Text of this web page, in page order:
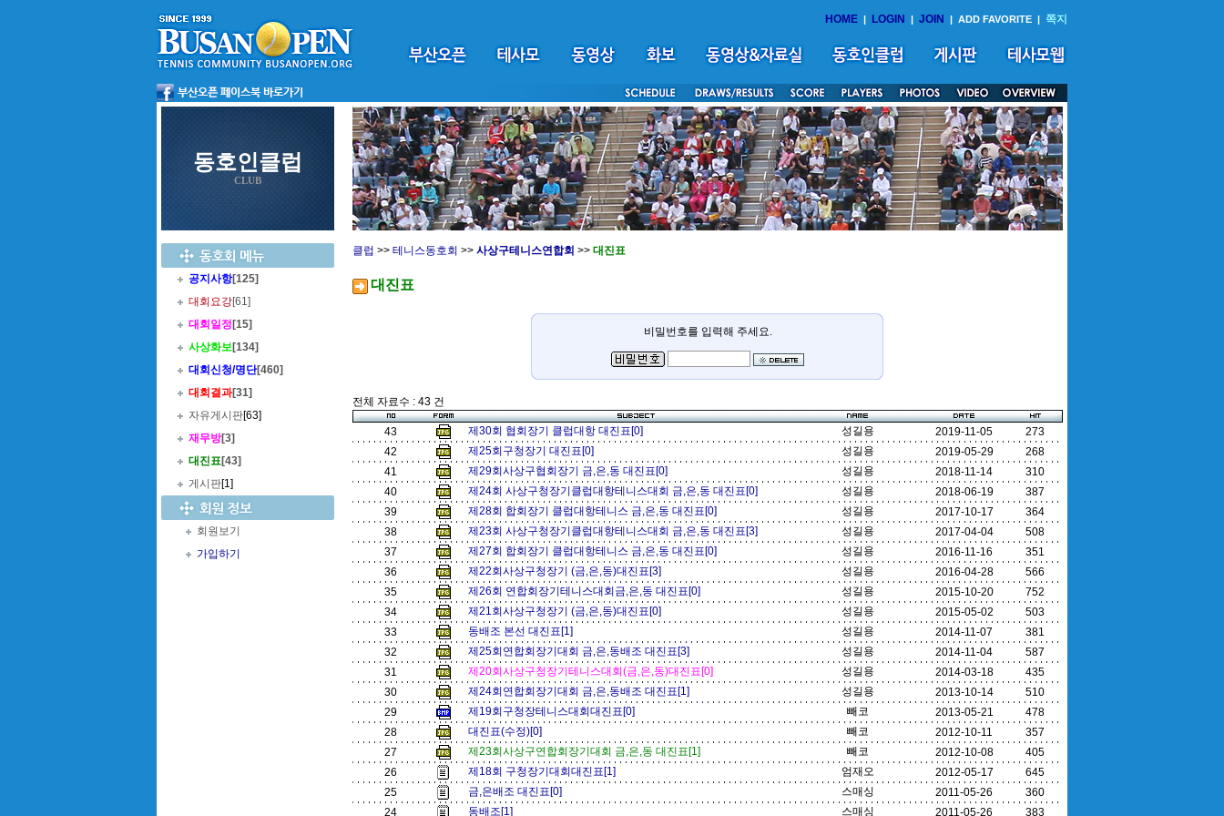
HOME | LOGIN | JOIN | ADD FAVORITE | 쪽지
동호인클럽
CLUB
공지사항[125]
대회요강[61]
대회일정 [15]
사상화보[134]
대회신청/명단[460]
대회결과[31]
자유게시판[63]
재무방[3]
대진표[43]
게시판[1]
회원보기
가입하기
클럽 >> 테니스동호회 >> 사상구테니스연합회 >> 대진표
대진표
비밀번호를 입력해 주세요.
전체 자료수 : 43 건
43 제30회 협회장기 클럽대항 대진표[0] 성길용 2019-11-05
273
42
제25회구청장기 대진표[0] 성길용 2019-05-29
268
41
제29회사상구협회장기 금,은,동 대진표[0] 성길용 2018-11-14
310
40
제24회 사상구청장기클럽대항테니스대회 금,은,동 대진표[0] 성길용 2018-06-19
387
39
제28회 합회장기 클럽대항테니스 금,은,동 대진표[0] 성길용 2017-10-17
364
38
제23회 사상구청장기클럽대항테니스대회 금,은,동 대진표[3] 성길용 2017-04-04
508
37
제27회 합회장기 클럽대항테니스 금,은,동 대진표[0] 성길용 2016-11-16
351
36
제22회사상구청장기 (금,은,동)대진표[3] 성길용 2016-04-28
566
35
제26회 연합회장기테니스대회금,은,동 대진표[0] 성길용 2015-10-20
752
34
제21회사상구청장기 (금,은,동)대진표[0] 성길용 2015-05-02
503
33
동배조 본선 대진표[1] 성길용 2014-11-07
381
32
제25회연합회장기대회 금,은,동배조 대진표[3] 성길용 2014-11-04
587
31
제20회사상구청장기테니스대회(금,은,동)대진표[0] 성길용 2014-03-18
435
30
제24회연합회장기대회 금,은,동배조 대진표[1] 성길용 2013-10-14
510
29
제19회구청장테니스대회대진표[0] 빼코 2013-05-21
478
28
대진표(수정)[0] 빼코 2012-10-11
357
27
제23회사상구연합회장기대회 금,은,동 대진표[1] 빼코 2012-10-08
405
26
제18회 구청장기대회대진표[1] 엄재오 2012-05-17
645
25
금,은배조 대진표[0] 스매싱 2011-05-26
360
24
동배조[1] 스매싱 2011-05-26 383